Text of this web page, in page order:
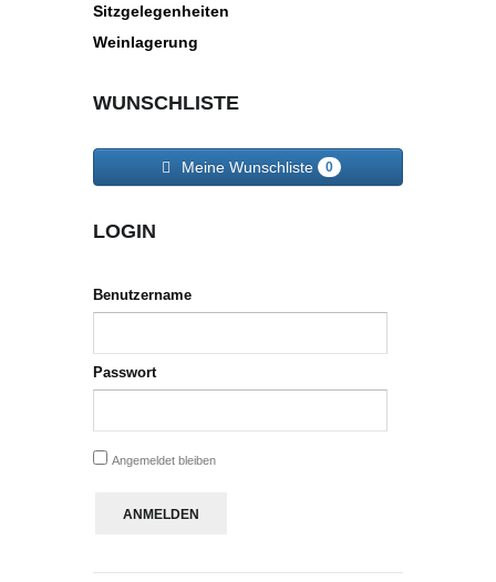
Sitzgelegenheiten
Weinlagerung
WUNSCHLISTE
Meine Wunschliste 0
LOGIN
Benutzername
Passwort
Angemeldet bleiben